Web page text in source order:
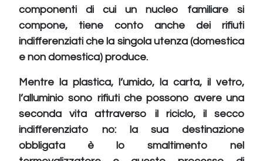
componenti di cui un nucleo familiare si
compone, tiene conto anche dei rifiuti
indifferenziati che la singola utenza (domestica
e non domestica) produce.
Mentre la plastica, l’umido, la carta, il vetro,
l’alluminio sono rifiuti che possono avere una
seconda vita attraverso il riciclo, il secco
indifferenziato no: la sua destinazione
obbligata è lo smaltimento nel